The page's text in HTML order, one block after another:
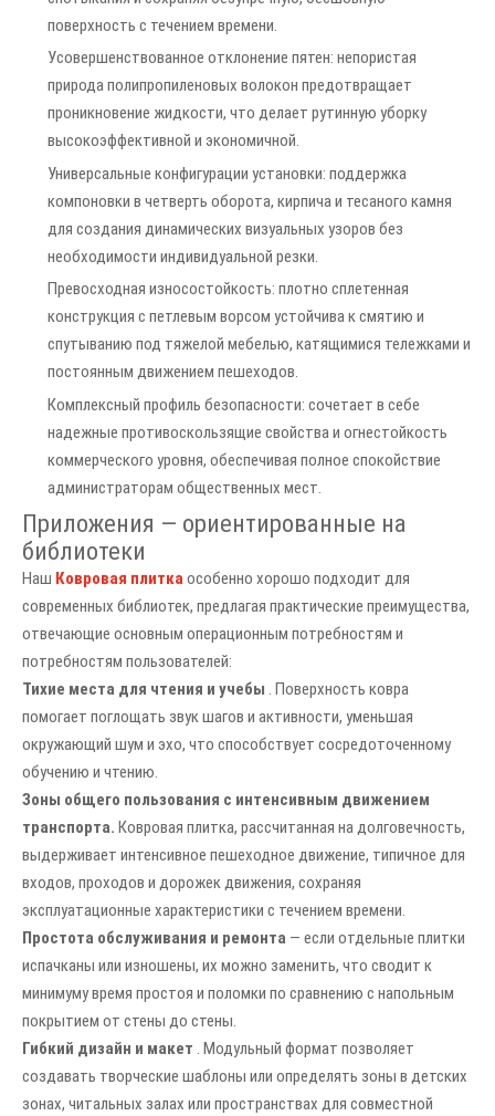
поверхность с течением времени.
Усовершенствованное отклонение пятен: непористая
природа полипропиленовых волокон предотвращает
проникновение жидкости, что делает рутинную уборку
высокоэффективной и экономичной.
Универсальные конфигурации установки: поддержка
компоновки в четверть оборота, кирпича и тесаного камня
для создания динамических визуальных узоров без
необходимости индивидуальной резки.
Превосходная износостойкость: плотно сплетенная
конструкция с петлевым ворсом устойчива к смятию и
спутыванию под тяжелой мебелью, катящимися тележками и
постоянным движением пешеходов.
Комплексный профиль безопасности: сочетает в себе
надежные противоскользящие свойства и огнестойкость
коммерческого уровня, обеспечивая полное спокойствие
администраторам общественных мест.
Приложения — ориентированные на
библиотеки
Наш Ковровая плиткаособенно хорошо подходит для
современных библиотек, предлагая практические преимущества,
отвечающие основным операционным потребностям и
потребностям пользователей:
Тихие места для чтения и учебы . Поверхность ковра
помогает поглощать звук шагов и активности, уменьшая
окружающий шум и эхо, что способствует сосредоточенному
обучению и чтению.
Зоны общего пользования с интенсивным движением
транспорта. Ковровая плитка, рассчитанная на долговечность,
выдерживает интенсивное пешеходное движение, типичное для
входов, проходов и дорожек движения, сохраняя
эксплуатационные характеристики с течением времени.
Простота обслуживания и ремонта — если отдельные плитки
испачканы или изношены, их можно заменить, что сводит к
минимуму время простоя и поломки по сравнению с напольным
покрытием от стены до стены.
Гибкий дизайн и макет . Модульный формат позволяет
создавать творческие шаблоны или определять зоны в детских
зонах, читальных залах или пространствах для совместной